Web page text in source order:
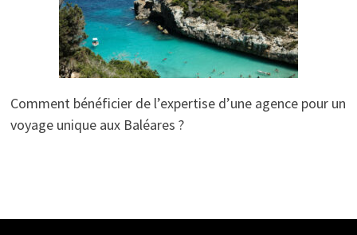
Comment bénéficier de l’expertise d’une agence pour un
voyage unique aux Baléares ?